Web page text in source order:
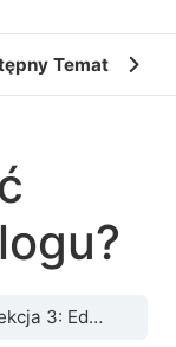
Temat
– wszechstronne narzędzia do prowadzenia bloga i tworzenia interaktywnych zadań